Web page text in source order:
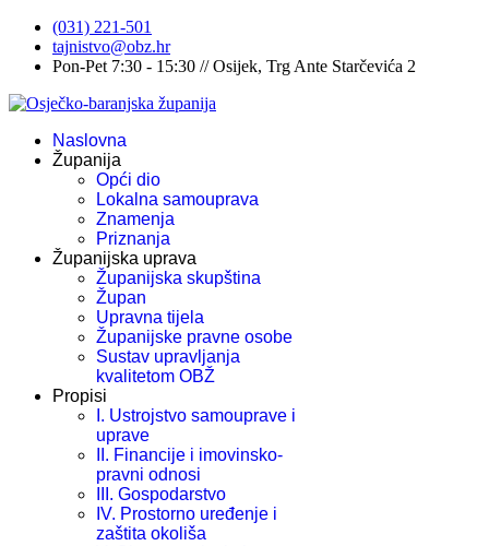
(031) 221-501
tajnistvo@obz.hr
Pon-Pet 7:30 - 15:30 // Osijek, Trg Ante Starčevića 2
Naslovna
Županija
Opći dio
Lokalna samouprava
Znamenja
Priznanja
Županijska uprava
Županijska skupština
Župan
Upravna tijela
Županijske pravne osobe
Sustav upravljanja
kvalitetom OBŽ
Propisi
I. Ustrojstvo samouprave i
uprave
II. Financije i imovinsko-
pravni odnosi
III. Gospodarstvo
IV. Prostorno uređenje i
zaštita okoliša